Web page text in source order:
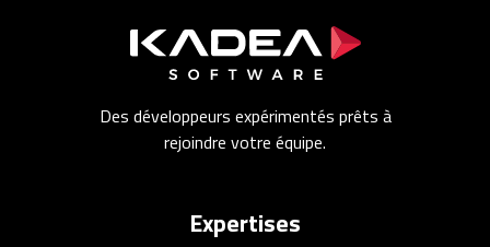
Des développeurs expérimentés prêts à
rejoindre votre équipe.
Expertises